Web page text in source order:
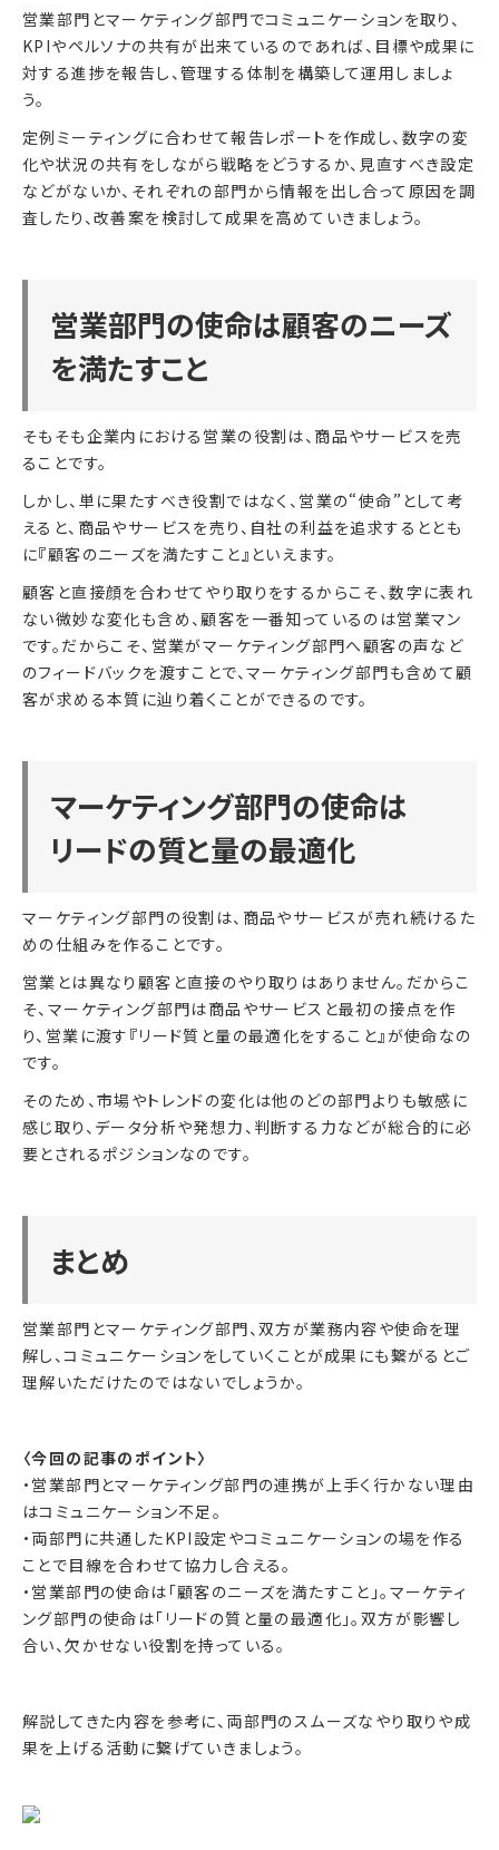
営業部門とマーケティング部門でコミュニケーションを取り、
KPIやペルソナの共有が出来ているのであれば、目標や成果に
対する進捗を報告し、管理する体制を構築して運用しましょ
う。
定例ミーティングに合わせて報告レポートを作成し、数字の変
化や状況の共有をしながら戦略をどうするか、見直すべき設定
などがないか、それぞれの部門から情報を出し合って原因を調
査したり、改善案を検討して成果を高めていきましょう。
営業部門の使命は顧客のニーズ
を満たすこと
そもそも企業内における営業の役割は、商品やサービスを売
ることです。
しかし、単に果たすべき役割ではなく、営業の“使命”として考
えると、商品やサービスを売り、自社の利益を追求するととも
に『顧客のニーズを満たすこと』といえます。
顧客と直接顔を合わせてやり取りをするからこそ、数字に表れ
ない微妙な変化も含め、顧客を一番知っているのは営業マン
です。だからこそ、営業がマーケティング部門へ顧客の声など
のフィードバックを渡すことで、マーケティング部門も含めて顧
客が求める本質に辿り着くことができるのです。
マーケティング部門の使命は
リードの質と量の最適化
マーケティング部門の役割は、商品やサービスが売れ続けるた
めの仕組みを作ることです。
営業とは異なり顧客と直接のやり取りはありません。だからこ
そ、マーケティング部門は商品やサービスと最初の接点を作
り、営業に渡す『リード質と量の最適化をすること』が使命なの
です。
そのため、市場やトレンドの変化は他のどの部門よりも敏感に
感じ取り、データ分析や発想力、判断する力などが総合的に必
要とされるポジションなのです。
まとめ
営業部門とマーケティング部門、双方が業務内容や使命を理
解し、コミュニケーションをしていくことが成果にも繋がるとご
理解いただけたのではないでしょうか。
〈今回の記事のポイント〉
・営業部門とマーケティング部門の連携が上手く行かない理由
はコミュニケーション不足。
・両部門に共通したKPI設定やコミュニケーションの場を作る
ことで目線を合わせて協力し合える。
・営業部門の使命は「顧客のニーズを満たすこと」。マーケティ
ング部門の使命は「リードの質と量の最適化」。双方が影響し
合い、欠かせない役割を持っている。
解説してきた内容を参考に、両部門のスムーズなやり取りや成
果を上げる活動に繋げていきましょう。